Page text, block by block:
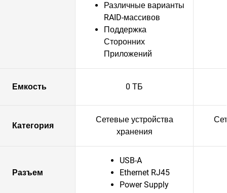
Различные варианты
RAID-массивов
Поддержка
Сторонних
Приложений
Емкость 0 ТБ
Категория
Сетевые устройства
хранения
Разъем
USB-A
Ethernet RJ45
Power Supply